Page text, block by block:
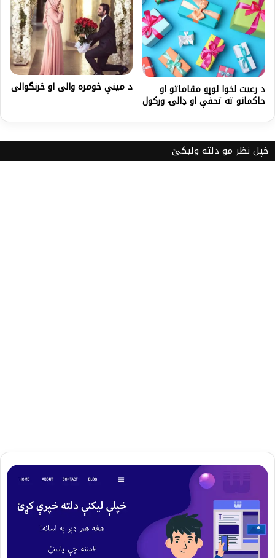
د رعيت لخوا لوړو مقاماتو او
حاکمانو ته تحفې او ډالۍ ورکول
د مينې څومره والى او څرنگوالى
خپل نظر مو دلته ولیکئ